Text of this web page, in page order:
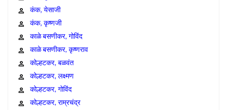
कंक, येसाजी
कंक, कृष्णजी
काळे बसणीकर, गोविंद
काळे बसणीकर, कृष्णराव
कोल्हटकर, बळवंत
कोल्हटकर, लक्ष्मण
कोल्हटकर, गोविंद
कोल्हटकर, राम्रचंद्र